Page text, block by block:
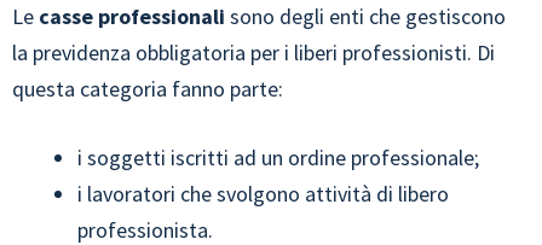
Le casse professionali sono degli enti che gestiscono
la previdenza obbligatoria per i liberi professionisti. Di
questa categoria fanno parte:
i soggetti iscritti ad un ordine professionale;
i lavoratori che svolgono attività di libero
professionista.